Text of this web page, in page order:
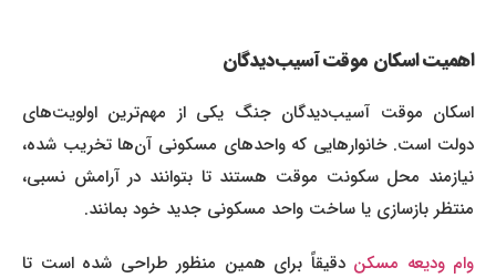
اهمیت اسکان موقت آسیب‌دیدگان
اسکان موقت آسیب‌دیدگان جنگ یکی از مهم‌ترین اولویت‌های
دولت است. خانوارهایی که واحدهای مسکونی آن‌ها تخریب شده،
نیازمند محل سکونت موقت هستند تا بتوانند در آرامش نسبی،
منتظر بازسازی یا ساخت واحد مسکونی جدید خود بمانند.
وام ودیعه مسکندقیقاً برای همین منظور طراحی شده است تا